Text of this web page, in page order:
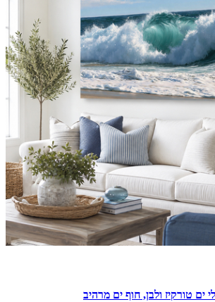
ים טורקיז ולבן, חוף ים מרהיב